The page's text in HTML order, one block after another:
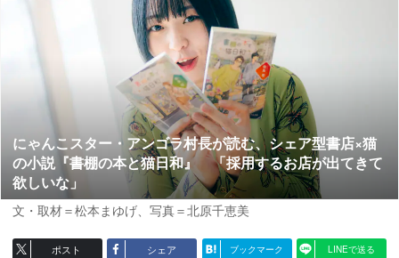
にゃんこスター・アンゴラ村長が読む、シェア型書店×猫
の小説『書棚の本と猫日和』 「採用するお店が出てきて
欲しいな」
文・取材＝松本まゆげ、 写真＝北原千恵美
ポスト シェア ブックマーク LINEで送る